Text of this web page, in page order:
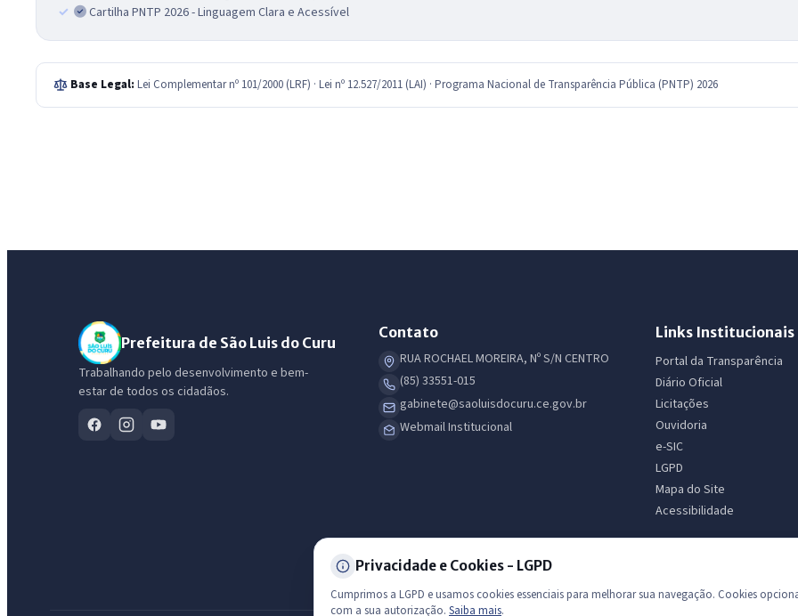
Cartilha PNTP 2026 - Linguagem Clara e Acessível
Base Legal: Lei Complementar nº 101/2000 (LRF) · Lei nº 12.527/2011 (LAI) · Programa Nacional de Transparência Pública (PNTP) 2026
Prefeitura de São Luis do Curu
Trabalhando pelo desenvolvimento e bem-
estar de todos os cidadãos.
Contato
RUA ROCHAEL MOREIRA, Nº S/N CENTRO
(85) 33551-015
gabinete@saoluisdocuru.ce.gov.br
Webmail Institucional
Links Institucionais
Portal da Transparência
Diário Oficial
Licitações
Ouvidoria
e-SIC
LGPD
Mapa do Site
Acessibilidade
Privacidade e Cookies - LGPD
Cumprimos a LGPD e usamos cookies essenciais para melhorar sua navegação. Cookies
com a sua autorização. Saiba mais.